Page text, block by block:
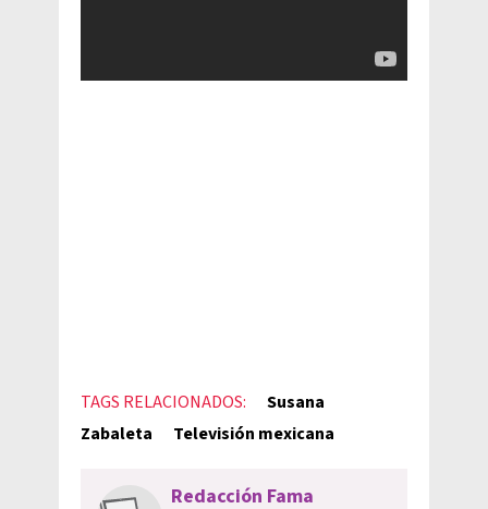
TAGS RELACIONADOS:
Susana
Zabaleta
Televisión mexicana
Redacción Fama